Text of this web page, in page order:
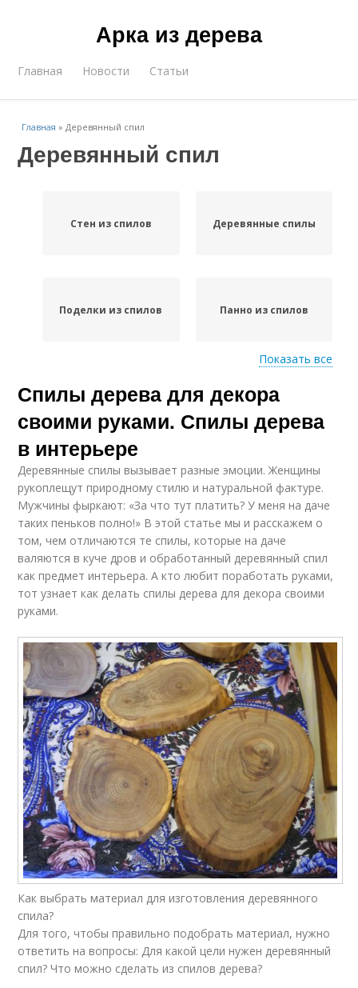
Арка из дерева
Главная Новости Статьи
Главная »Деревянный спил
Деревянный спил
Стен из спилов Деревянные спилы
Поделки из спилов Панно из спилов
можжевеловых
Показать все
Спилы дерева для декора
своими руками. Спилы дерева
в интерьере
Деревянные спилы вызывает разные эмоции. Женщины
рукоплещут природному стилю и натуральной фактуре.
Мужчины фыркают: «За что тут платить? У меня на даче
таких пеньков полно!» В этой статье мы и расскажем о
том, чем отличаются те спилы, которые на даче
валяются в куче дров и обработанный деревянный спил
как предмет интерьера. А кто любит поработать руками,
тот узнает как делать спилы дерева для декора своими
руками.
Как выбрать материал для изготовления деревянного
спила?
Для того, чтобы правильно подобрать материал, нужно
ответить на вопросы: Для какой цели нужен деревянный
спил? Что можно сделать из спилов дерева?